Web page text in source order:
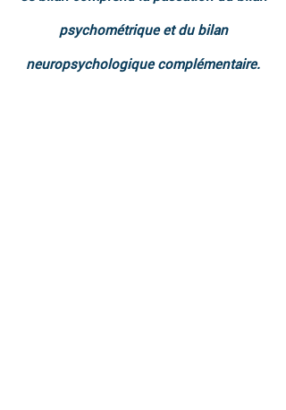
psychométrique et du bilan
neuropsychologique complémentaire.